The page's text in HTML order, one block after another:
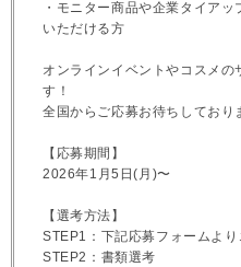
・モニター商品や企業タイア
いただける方
オンラインイベントやコスメの
す！
全国からご応募お待ちしており
【応募期間】
2026年1月5日(月)〜
【選考方法】
STEP1：下記応募フォームより
STEP2：書類選考